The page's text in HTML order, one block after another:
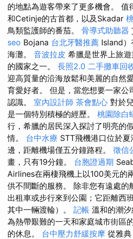
的地點為遊客帶來了更多機會。 值
和Cetinje的古首都，以及Skadar
鳥類監護師的番茄。 骨導式助聽器
seo Bojana 台北牙醫推薦 Island
海灘。 音波拉皮 希臘是世界上旅
的國家之一。 長照2.0 二手攤車回
迎高質量的沿海放鬆和美麗的自然
育愛好者。 但是，當您想要一家公
認識。 室內設計師 茶會點心 對於
是一個特別積極的經歷。 桃園除白
行，希臘的居民深入探討了明亮的
情。 台中水療 STT飛機港口位於夏
邊，距離機場僅五分鐘路程。 徵信
畫，只有19分鐘。 台胞證過期
Airlines在兩棲飛機上以100美元的
供不間斷的服務。 除非您有遠處的
出租車或步行來到公園；它距離西
其中一輛渡輪）。 記帳 溫和的潮
為熱帶艱難的一天和家庭城市街區
的休息。 台中壓力舒緩按摩 從雅